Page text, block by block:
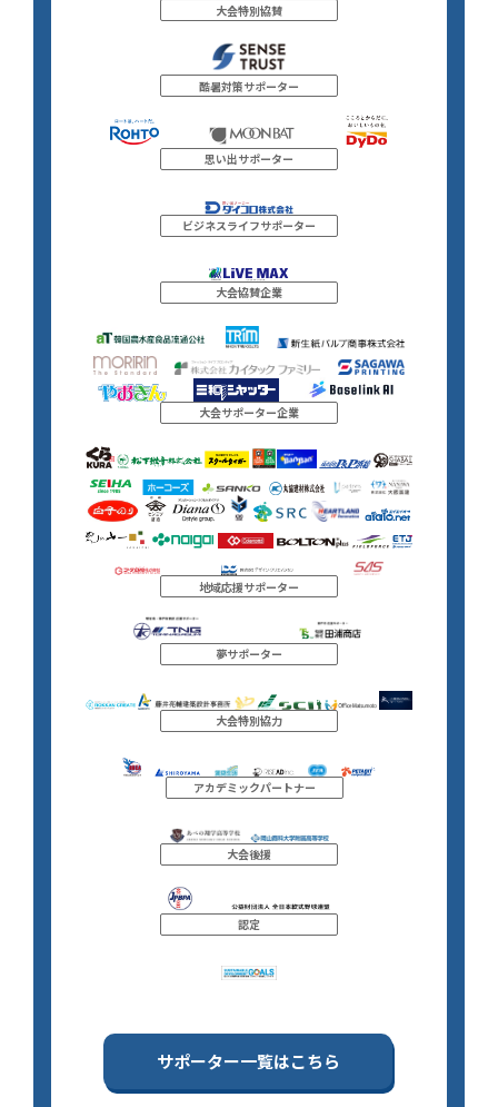
大会特別協賛
酷暑対策サポーター
思い出サポーター
ビジネスライフサポーター
大会協賛企業
大会サポーター企業
地域応援サポーター
夢サポーター
大会特別協力
アカデミックパートナー
大会後援
認定
サポーター一覧はこちら